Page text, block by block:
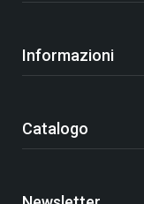
Informazioni
Catalogo